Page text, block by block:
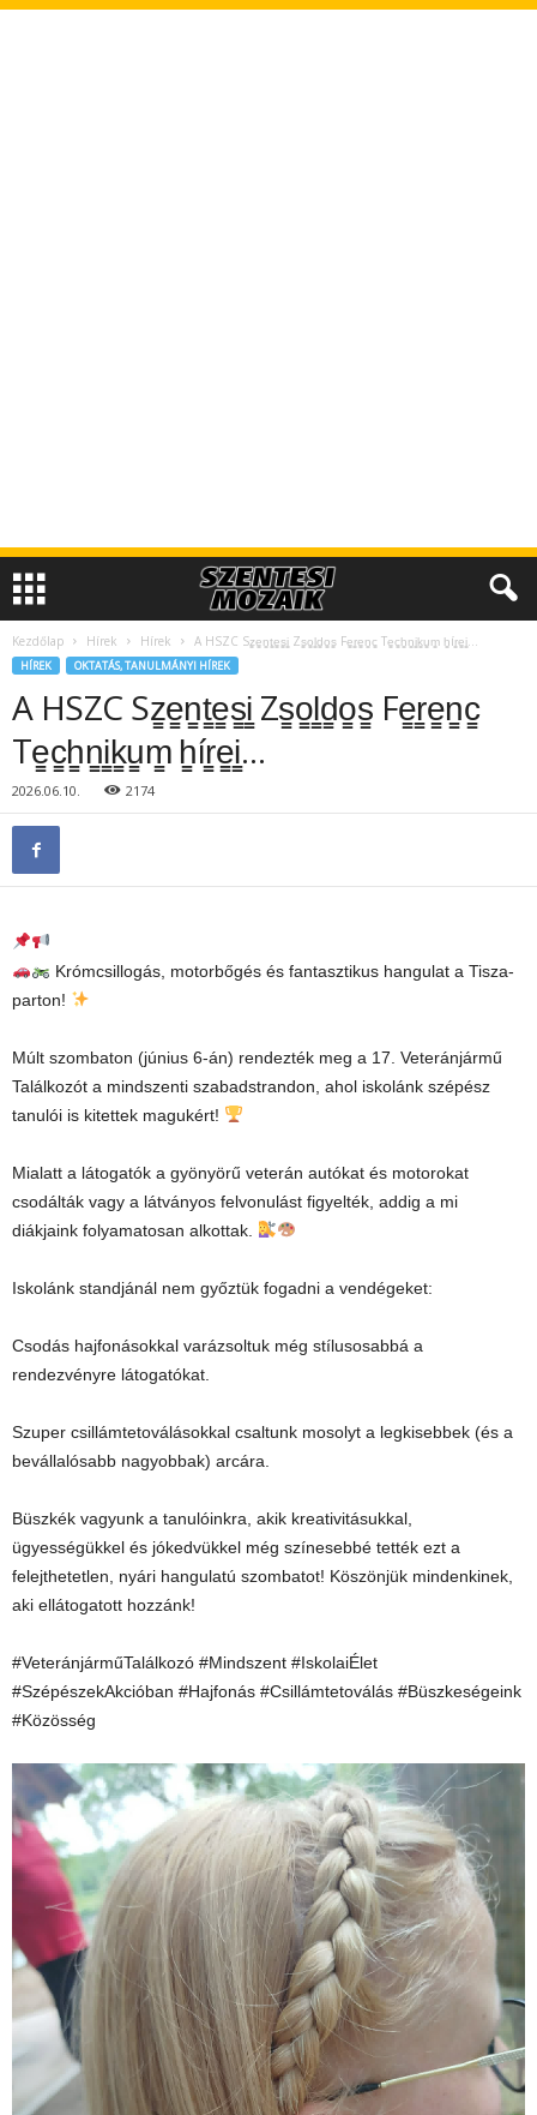
Kezdőlap Hírek Hírek A HSZC Sz̳e̳n̳t̳e̳s̳i̳ Zs̳o̳l̳d̳o̳s̳ Fe̳r̳e̳n̳c̳ Te̳c̳h̳n̳i̳k̳u̳m̳ h̳ír̳e̳i̳…
HÍREK OKTATÁS, TANULMÁNYI HÍREK
A HSZC Sz̳e̳n̳t̳e̳s̳i̳ Zs̳o̳l̳d̳o̳s̳ Fe̳r̳e̳n̳c̳
Te̳c̳h̳n̳i̳k̳u̳m̳ h̳ír̳e̳i̳…
2026.06.10. 2174
Krómcsillogás, motorbőgés és fantasztikus hangulat a Tisza-
parton!
Múlt szombaton (június 6-án) rendezték meg a 17. Veteránjármű
Találkozót a mindszenti szabadstrandon, ahol iskolánk szépész
tanulói is kitettek magukért!
Mialatt a látogatók a gyönyörű veterán autókat és motorokat
csodálták vagy a látványos felvonulást figyelték, addig a mi
diákjaink folyamatosan alkottak.
Iskolánk standjánál nem győztük fogadni a vendégeket:
Csodás hajfonásokkal varázsoltuk még stílusosabbá a
rendezvényre látogatókat.
Szuper csillámtetoválásokkal csaltunk mosolyt a legkisebbek (és a
bevállalósabb nagyobbak) arcára.
Büszkék vagyunk a tanulóinkra, akik kreativitásukkal,
ügyességükkel és jókedvükkel még színesebbé tették ezt a
felejthetetlen, nyári hangulatú szombatot! Köszönjük mindenkinek,
aki ellátogatott hozzánk!
#VeteránjárműTalálkozó #Mindszent #IskolaiÉlet
#SzépészekAkcióban #Hajfonás #Csillámtetoválás #Büszkeségeink
#Közösség